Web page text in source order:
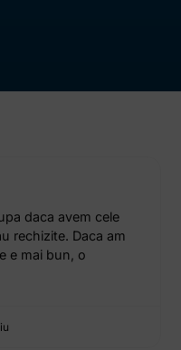
daca avem cele
rechizite. Daca am
e mai bun, o